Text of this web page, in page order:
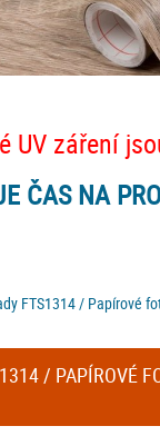
záření
ČAS NA
FTS1314 / Papírové
/ PAPÍROVÉ